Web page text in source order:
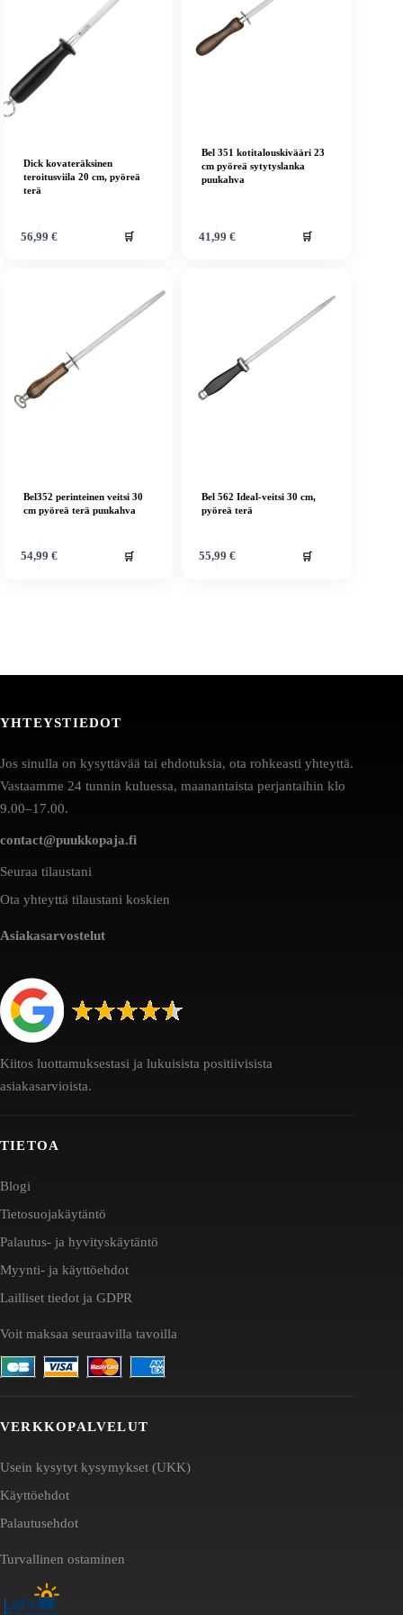
Dick kovateräksinen
teroitusviila 20 cm, pyöreä
terä
56,99 € 🛒
Bel 351 kotitalouskivääri 23
cm pyöreä sytytyslanka
puukahva
41,99 € 🛒
Bel352 perinteinen veitsi 30
cm pyöreä terä puukahva
54,99 € 🛒
Bel 562 Ideal-veitsi 30 cm,
pyöreä terä
55,99 € 🛒
YHTEYSTIEDOT
Jos sinulla on kysyttävää tai ehdotuksia, ota rohkeasti yhteyttä.
Vastaamme 24 tunnin kuluessa, maanantaista perjantaihin klo
9.00–17.00.
contact@puukkopaja.fi
Seuraa tilaustani
Ota yhteyttä tilaustani koskien
Asiakasarvostelut
Kiitos luottamuksestasi ja lukuisista positiivisista
asiakasarvioista.
TIETOA
Blogi
Tietosuojakäytäntö
Palautus- ja hyvityskäytäntö
Myynti- ja käyttöehdot
Lailliset tiedot ja GDPR
Voit maksaa seuraavilla tavoilla
VERKKOPALVELUT
Usein kysytyt kysymykset (UKK)
Käyttöehdot
Palautusehdot
Turvallinen ostaminen